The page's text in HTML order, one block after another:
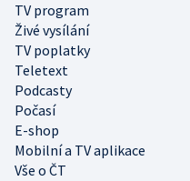
TV program
Živé vysílání
TV poplatky
Teletext
Podcasty
Počasí
E-shop
Mobilní a TV aplikace
Vše o ČT